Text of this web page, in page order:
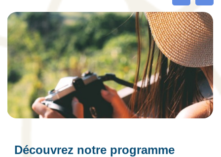
Découvrez notre programme